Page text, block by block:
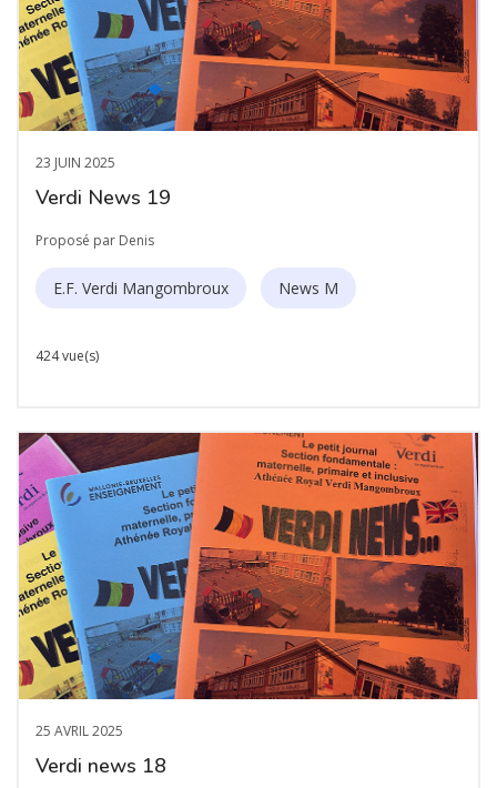
23 JUIN 2025
Verdi News 19
Proposé par Denis
E.F. Verdi Mangombroux News M
424 vue(s)
25 AVRIL 2025
Verdi news 18